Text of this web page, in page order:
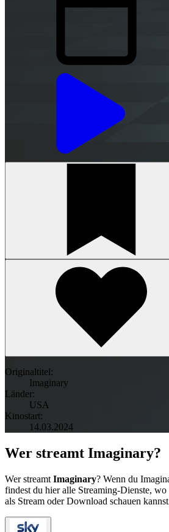
Originaltitel:
Imaginary
Länder:
USA
Kinostart:
14.03.2024
Wer streamt Imaginary?
Wer streamt Imaginary? Wenn du
findest du hier alle Streaming-Dienste,
als Stream oder Download schauen